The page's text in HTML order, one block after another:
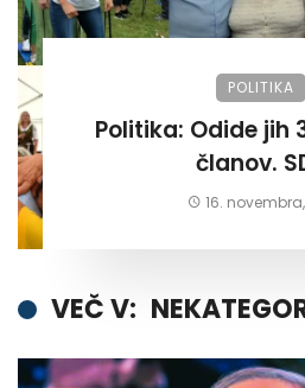
POLITIKA
Politika: Odide jih 30 pride 600
16.
VEČ V: